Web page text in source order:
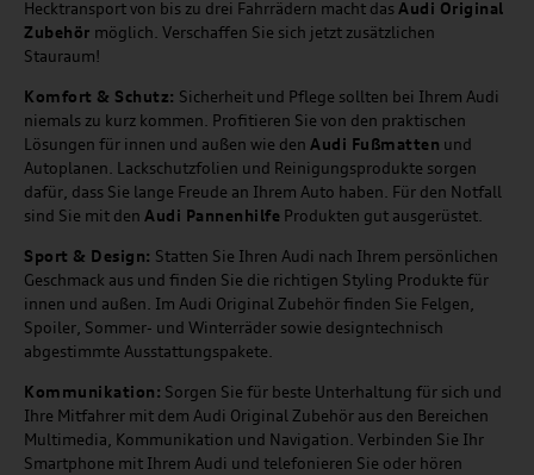
Hecktransport von bis zu drei Fahrrädern macht dasAudi Original
Zubehör möglich. Verschaffen Sie sich jetzt zusätzlichen
Stauraum!
Komfort & Schutz: Sicherheit und Pflege sollten bei Ihrem Audi
niemals zu kurz kommen. Profitieren Sie von den praktischen
Lösungen für innen und außen wie den Audi Fußmatten und
Autoplanen. Lackschutzfolien und Reinigungsprodukte sorgen
dafür, dass Sie lange Freude an Ihrem Auto haben. Für den Notfall
sind Sie mit den Audi Pannenhilfe Produkten gut ausgerüstet.
Sport & Design: Statten Sie Ihren Audi nach Ihrem persönlichen
Geschmack aus und finden Sie die richtigen Styling Produkte für
innen und außen. Im Audi Original Zubehör finden Sie Felgen,
Spoiler, Sommer- und Winterräder sowie designtechnisch
abgestimmte Ausstattungspakete.
Kommunikation: Sorgen Sie für beste Unterhaltung für sich und
Ihre Mitfahrer mit dem Audi Original Zubehör aus den Bereichen
Multimedia, Kommunikation und Navigation. Verbinden Sie Ihr
Smartphone mit Ihrem Audi und telefonieren Sie oder hören